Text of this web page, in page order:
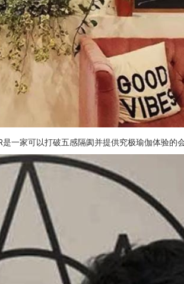
一家可以打破五感隔阂并提供究极瑜伽体验的